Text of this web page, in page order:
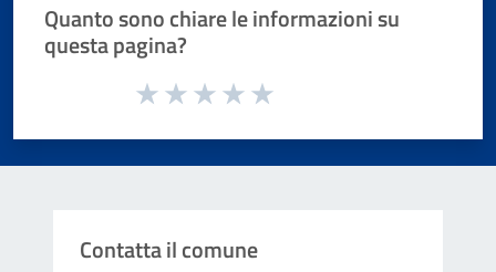
Quanto sono chiare le informazioni su
questa pagina?
Valuta da 1 a 5 stelle la pagina
Contatta il comune